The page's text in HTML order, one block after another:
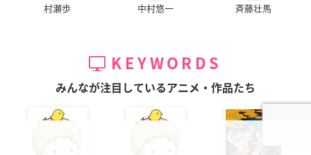
村瀬歩 中村悠一 斉藤壮馬
KEYWORDS
みんなが注目しているアニメ・作品たち